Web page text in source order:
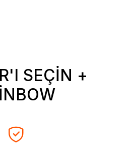
SEÇIN +